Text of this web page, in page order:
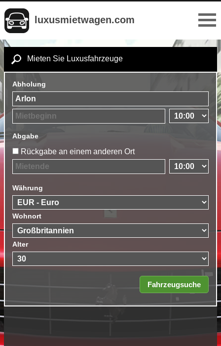
luxusmietwagen.com
Mieten Sie Luxusfahrzeuge
Abholung
Abgabe
Rückgabe an einem anderen Ort
Währung
Wohnort
Alter